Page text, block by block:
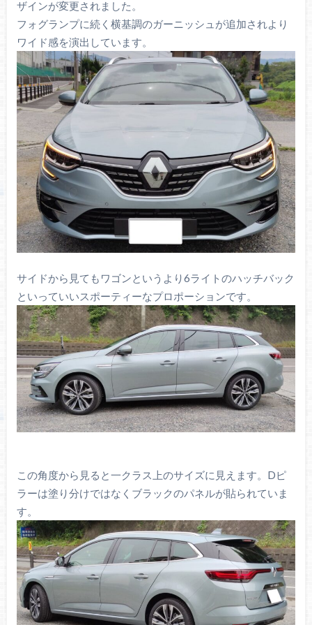
ザインが変更されました。
フォグランプに続く横基調のガーニッシュが追加されより
ワイド感を演出しています。
サイドから見てもワゴンというより6ライトのハッチバック
といっていいスポーティーなプロポーションです。
この角度から見ると一クラス上のサイズに見えます。Dピ
ラーは塗り分けではなくブラックのパネルが貼られていま
す。